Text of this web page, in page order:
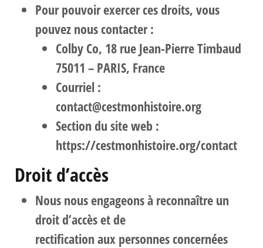
Pour pouvoir exercer ces droits, vous
pouvez nous contacter :
Colby Co, 18 rue Jean-Pierre Timbaud
75011 – PARIS, France
Courriel :
contact@cestmonhistoire.org
Section du site web :
https://cestmonhistoire.org/contact
Droit d’accès
Nous nous engageons à reconnaître un
droit d’accès et de
rectification aux personnes concernées